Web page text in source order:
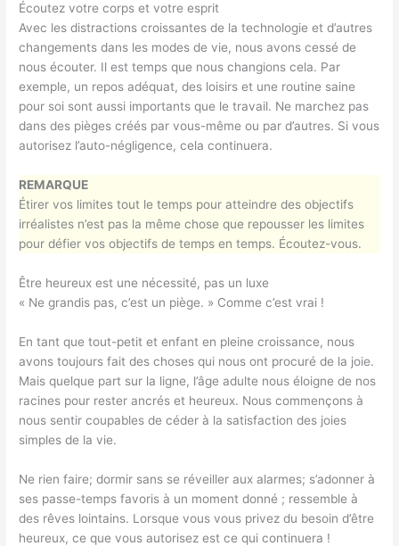
Écoutez votre corps et votre esprit
Avec les distractions croissantes de la technologie et d’autres
changements dans les modes de vie, nous avons cessé de
nous écouter. Il est temps que nous changions cela. Par
exemple, un repos adéquat, des loisirs et une routine saine
pour soi sont aussi importants que le travail. Ne marchez pas
dans des pièges créés par vous-même ou par d’autres. Si vous
autorisez l’auto-négligence, cela continuera.
REMARQUE
Étirer vos limites tout le temps pour atteindre des objectifs
irréalistes n’est pas la même chose que repousser les limites
pour défier vos objectifs de temps en temps. Écoutez-vous.
Être heureux est une nécessité, pas un luxe
« Ne grandis pas, c’est un piège. » Comme c’est vrai !
En tant que tout-petit et enfant en pleine croissance, nous
avons toujours fait des choses qui nous ont procuré de la joie.
Mais quelque part sur la ligne, l’âge adulte nous éloigne de nos
racines pour rester ancrés et heureux. Nous commençons à
nous sentir coupables de céder à la satisfaction des joies
simples de la vie.
Ne rien faire; dormir sans se réveiller aux alarmes; s’adonner à
ses passe-temps favoris à un moment donné ; ressemble à
des rêves lointains. Lorsque vous vous privez du besoin d’être
heureux, ce que vous autorisez est ce qui continuera !